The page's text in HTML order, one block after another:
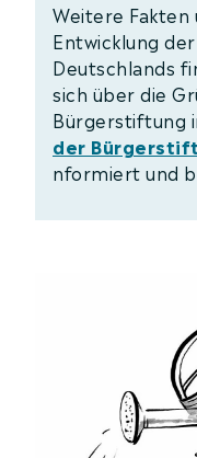
Weitere Fakten
Entwicklung
Deutschlands
sich über die
Bürgerstiftung
der
nformiert und